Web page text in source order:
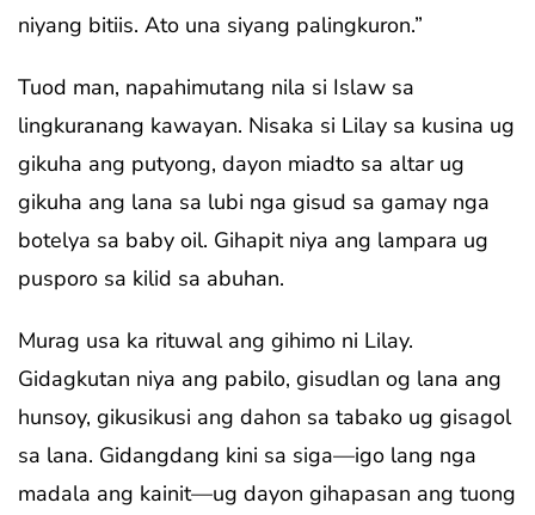
niyang bitiis. Ato una siyang palingkuron.”
Tuod man, napahimutang nila si Islaw sa
lingkuranang kawayan. Nisaka si Lilay sa kusina ug
gikuha ang putyong, dayon miadto sa altar ug
gikuha ang lana sa lubi nga gisud sa gamay nga
botelya sa baby oil. Gihapit niya ang lampara ug
pusporo sa kilid sa abuhan.
Murag usa ka rituwal ang gihimo ni Lilay.
Gidagkutan niya ang pabilo, gisudlan og lana ang
hunsoy, gikusikusi ang dahon sa tabako ug gisagol
sa lana. Gidangdang kini sa siga—igo lang nga
madala ang kainit—ug dayon gihapasan ang tuong